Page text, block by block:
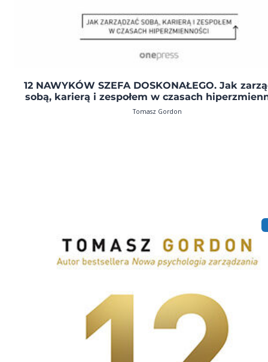
12 NAWYKÓW SZEFA DOSKONAŁEGO. Jak
sobą, karierą i zespołem w czasach
Tomasz Gordon